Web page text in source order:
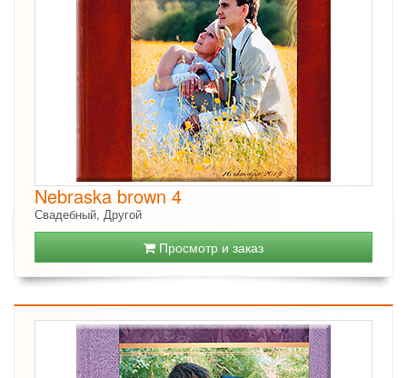
Nebraska brown 4
Свадебный, Другой
Просмотр и заказ